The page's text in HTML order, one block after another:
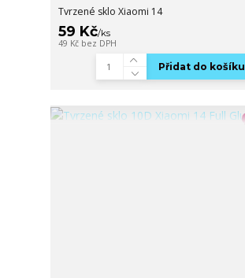
Tvrzené sklo Xiaomi 14
59 Kč/ks
49 Kč bez DPH
Přidat do košíku